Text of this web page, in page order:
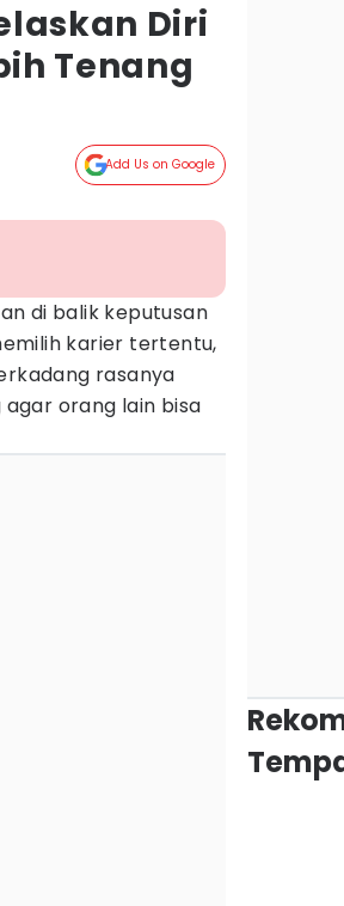
Diri
Tenang
Add Us on Google
di balik keputusan
karier tertentu,
rasanya
orang lain bisa